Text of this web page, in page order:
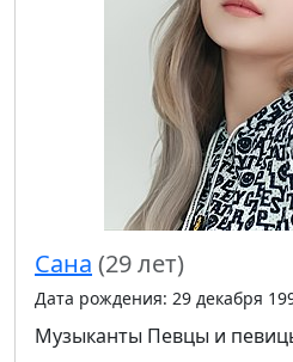
Сана (29 лет)
Дата рождения: 29 декабря
Музыканты Певцы и